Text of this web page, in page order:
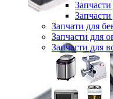
Запчати для
Запчасти для
Запчасти для